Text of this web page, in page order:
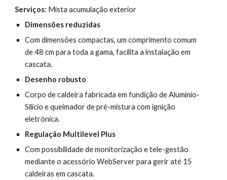
Serviços: Mista acumulação exterior
Dimensões reduzidas
Com dimensões compactas, um comprimento comum
de 48 cm para toda a gama, facilita a instalação em
cascata.
Desenho robusto
Corpo de caldeira fabricada em fundição de Alumínio-
Silício e queimador de pré-mistura com ignição
eletrónica.
Regulação Multilevel Plus
Com possibilidade de monitorização e tele-gestão
mediante o acessório WebServer para gerir até 15
caldeiras em cascata.